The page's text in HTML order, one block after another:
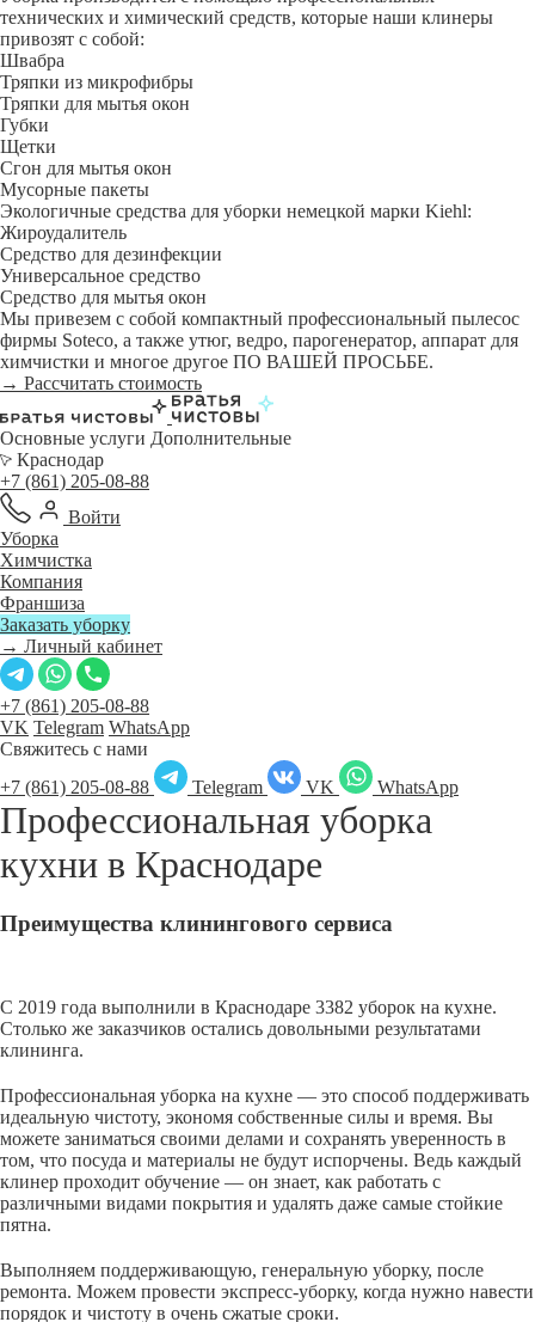
технических и химический средств, которые наши клинеры
привозят с собой:
Швабра
Тряпки из микрофибры
Тряпки для мытья окон
Губки
Щетки
Сгон для мытья окон
Мусорные пакеты
Экологичные средства для уборки немецкой марки Kiehl:
Жироудалитель
Средство для дезинфекции
Универсальное средство
Средство для мытья окон
Мы привезем с собой компактный профессиональный пылесос
фирмы Soteco, а также утюг, ведро, парогенератор, аппарат для
химчистки и многое другое ПО ВАШЕЙ ПРОСЬБЕ.
→ Рассчитать стоимость
Основные услуги Дополнительные
Краснодар
+7 (861) 205-08-88
Войти
Уборка
Химчистка
Компания
Франшиза
Заказать уборку
→ Личный кабинет
+7 (861) 205-08-88
VK Telegram WhatsApp
Свяжитесь с нами
+7 (861) 205-08-88
Telegram VK WhatsApp
Профессиональная уборка
кухни в Краснодаре
Преимущества клинингового сервиса
С 2019 года выполнили в Краснодаре 3382 уборок на кухне.
Столько же заказчиков остались довольными результатами
клининга.
Профессиональная уборка на кухне — это способ поддерживать
идеальную чистоту, экономя собственные силы и время. Вы
можете заниматься своими делами и сохранять уверенность в
том, что посуда и материалы не будут испорчены. Ведь каждый
клинер проходит обучение — он знает, как работать с
различными видами покрытия и удалять даже самые стойкие
пятна.
Выполняем поддерживающую, генеральную уборку, после
ремонта. Можем провести экспресс-уборку, когда нужно навести
порядок и чистоту в очень сжатые сроки.